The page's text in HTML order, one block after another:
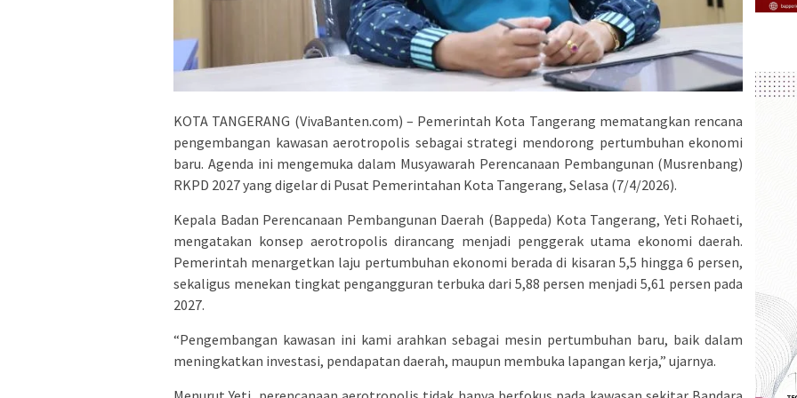
KOTA TANGERANG (VivaBanten.com) – Pemerintah Kota Tangerang mematangkan rencana
pengembangan kawasan aerotropolis sebagai strategi mendorong pertumbuhan ekonomi
baru. Agenda ini mengemuka dalam Musyawarah Perencanaan Pembangunan (Musrenbang)
RKPD 2027 yang digelar di Pusat Pemerintahan Kota Tangerang, Selasa (7/4/2026).
Kepala Badan Perencanaan Pembangunan Daerah (Bappeda) Kota Tangerang, Yeti Rohaeti,
mengatakan konsep aerotropolis dirancang menjadi penggerak utama ekonomi daerah.
Pemerintah menargetkan laju pertumbuhan ekonomi berada di kisaran 5,5 hingga 6 persen,
sekaligus menekan tingkat pengangguran terbuka dari 5,88 persen menjadi 5,61 persen pada
2027.
“Pengembangan kawasan ini kami arahkan sebagai mesin pertumbuhan baru, baik dalam
meningkatkan investasi, pendapatan daerah, maupun membuka lapangan kerja,” ujarnya.